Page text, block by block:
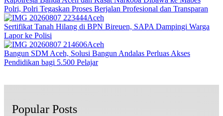
Polri, Polri Tegaskan Proses Berjalan Profesional dan Transparan
Aceh
Sertifikat Tanah Hilang di BPN Bireuen, SAPA Dampingi Warga
Lapor ke Polisi
Aceh
Bangun SDM Aceh, Solusi Bangun Andalas Perluas Akses
Pendidikan bagi 5.500 Pelajar
Popular Posts